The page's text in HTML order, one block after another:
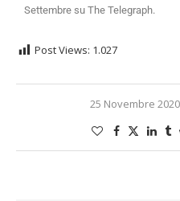
Settembre su The Telegraph.
Post Views: 1.027
25 Novembre 2020